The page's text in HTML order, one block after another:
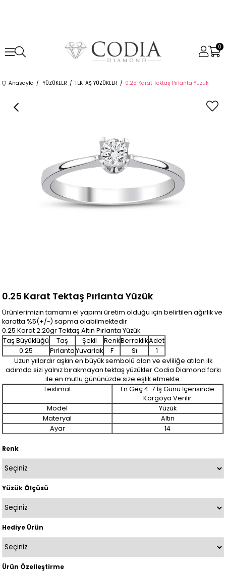
0
Anasayfa YÜZÜKLER TEKTAŞ YÜZÜKLER 0.25 Karat Tektaş Pırlanta Yüzük
0.25 Karat Tektaş Pırlanta Yüzük
Ürünlerimizin tamamı el yapımı üretim olduğu için belirtilen ağırlık ve
karatta %5(+/-) sapma olabilmektedir
0.25 Karat 2.20gr Tektaş Altın Pırlanta Yüzük
Taş Büyüklüğü
Taş Şekil RenkBerraklıkAdet
0.25
Pırlanta Yuvarlak F Sı
1
Uzun yıllardır aşkın en büyük sembolü olan ve evliliğe atılan ilk
adımda sizi yalnız bırakmayan tektaş yüzükler Codia Diamond farkı
ile en mutlu gününüzde size eşlik etmekte.
Teslimat
En Geç 4-7 İş Günü İçerisinde
Kargoya Verilir
Model
Yüzük
Materyal
Altın
Ayar
14
Renk
Yüzük Ölçüsü
Hediye Ürün
Ürün Özelleştirme